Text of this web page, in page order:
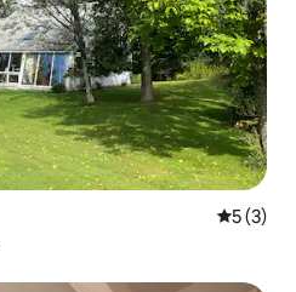
平均评分
5 (3)